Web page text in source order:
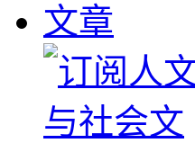
文章